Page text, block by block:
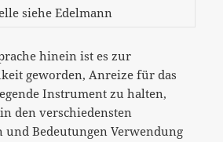
siehe Edelmann
hinein ist es zur
geworden, Anreize für das
Instrument zu halten,
den verschiedensten
und Bedeutungen Verwendung